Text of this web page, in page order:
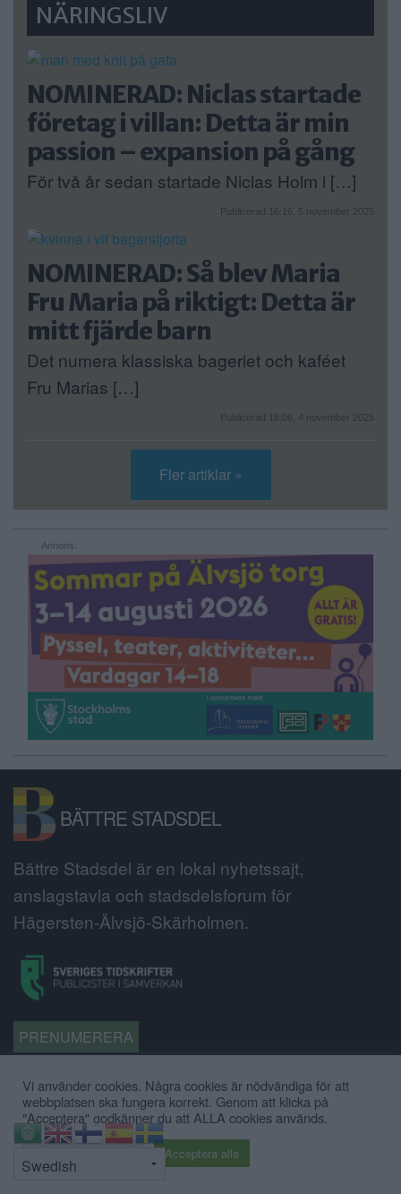
NÄRINGSLIV
NOMINERAD: Niclas startade
företag i villan: Detta är min
passion – expansion på gång
För två år sedan startade Niclas Holm i […]
Publicerad 16:16, 5 november 2025
NOMINERAD: Så blev Maria
Fru Maria på riktigt: Detta är
mitt fjärde barn
Det numera klassiska bageriet och kaféet
Fru Marias […]
Publicerad 18:06, 4 november 2025
Fler artiklar »
Annons:
BÄTTRE STADSDEL
Bättre Stadsdel är en lokal nyhetssajt,
anslagstavla och stadsdelsforum för
Hägersten-Älvsjö-Skärholmen.
PRENUMERERA
NYHETSARKIV
FÖRR OCH NU
KÖP-BYT-SÄLJ
Vi använder cookies. Några cookies är nödvändiga för att
webbplatsen ska fungera korrekt. Genom att klicka på
"Acceptera" godkänner du att ALLA cookies används.
Acceptera alla